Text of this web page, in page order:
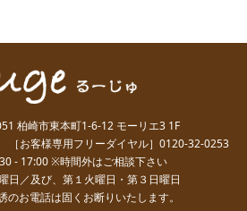
柏崎市東本町1-6-12 モーリエ3 1F
［お客様専用フリーダイヤル］0120-32-0253
- 17:00 ※時間外はご相談下さい
日／及び、第１火曜日・第３日曜日
お電話は固くお断りいたします。